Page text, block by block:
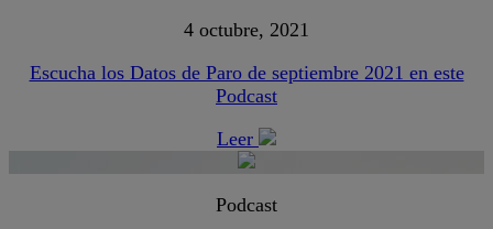
4 octubre, 2021
Escucha los Datos de Paro de septiembre 2021 en este
Podcast
Leer
Podcast